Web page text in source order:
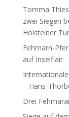
Tomma
zwei Siegen
Holsteiner
Fehmarn-
auf Inselflair
– Hans-
Drei